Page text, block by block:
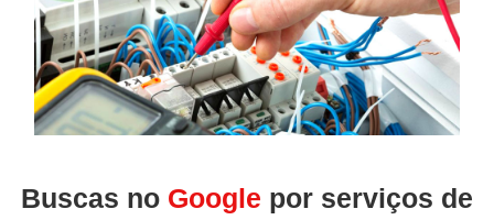
Buscas no Google por serviços de